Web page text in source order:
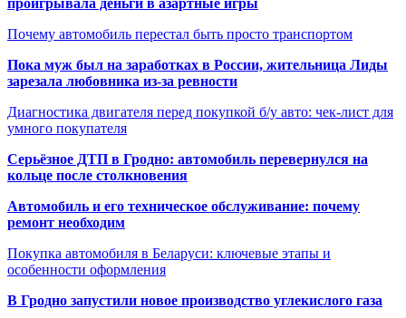
проигрывала деньги в азартные игры
Почему автомобиль перестал быть просто транспортом
Пока муж был на заработках в России, жительница Лиды
зарезала любовника из-за ревности
Диагностика двигателя перед покупкой б/у авто: чек-лист для
умного покупателя
Серьёзное ДТП в Гродно: автомобиль перевернулся на
кольце после столкновения
Автомобиль и его техническое обслуживание: почему
ремонт необходим
Покупка автомобиля в Беларуси: ключевые этапы и
особенности оформления
В Гродно запустили новое производство углекислого газа